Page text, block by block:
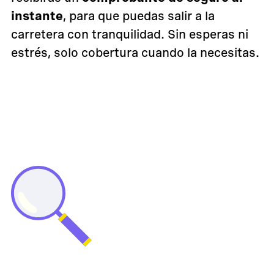
instante, para que puedas salir a la
carretera con tranquilidad. Sin esperas ni
estrés, solo cobertura cuando la necesitas.